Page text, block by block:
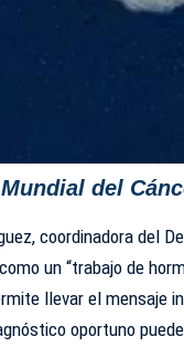
del
coordinadora del
un “trabajo de
llevar el mensaje
oportuno